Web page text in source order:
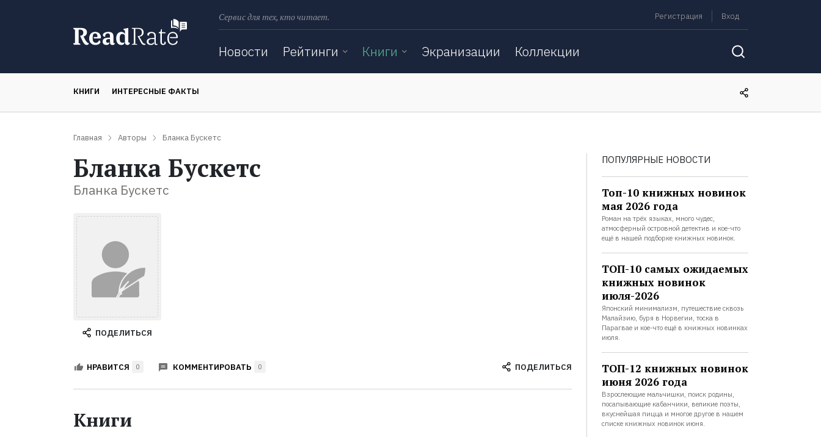
Сервис для тех, кто читает. Регистрация Вход
Новости Рейтинги Книги Экранизации Коллекции
КНИГИ ИНТЕРЕСНЫЕ ФАКТЫ
Главная Авторы Бланка Бускетс
Бланка Бускетс
Бланка Бускетс
ПОДЕЛИТЬСЯ
НРАВИТСЯ 0 КОММЕНТИРОВАТЬ 0 ПОДЕЛИТЬСЯ
Книги
ПОПУЛЯРНЫЕ НОВОСТИ
Топ-10 книжных новинок
мая 2026 года
Роман на трёх языках, много чудес,
атмосферный островной детектив и кое-что
ещё в нашей подборке книжных новинок.
ТОП-10 самых ожидаемых
книжных новинок
июля-2026
Японский минимализм, путешествие сквозь
Малайзию, буря в Норвегии, тоска в
Парагвае и кое-что ещё в книжных новинках
июля.
ТОП-12 книжных новинок
июня 2026 года
Взрослеющие мальчишки, поиск родины,
посапывающие кабанчики, великие поэты,
вкуснейшая пицца и многое другое в нашем
списке книжных новинок июня.